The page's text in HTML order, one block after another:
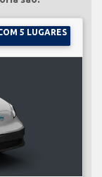
5 LUGARES